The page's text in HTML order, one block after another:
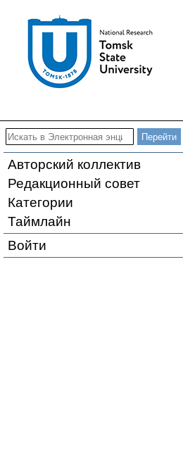
Авторский коллектив
Редакционный совет
Категории
Таймлайн
Войти